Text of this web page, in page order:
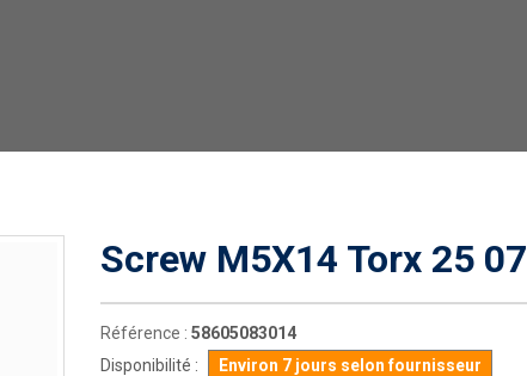
Screw M5X14 Torx 25 07
Référence : 58605083014
Disponibilité :
Environ 7 jours selon fournisseur